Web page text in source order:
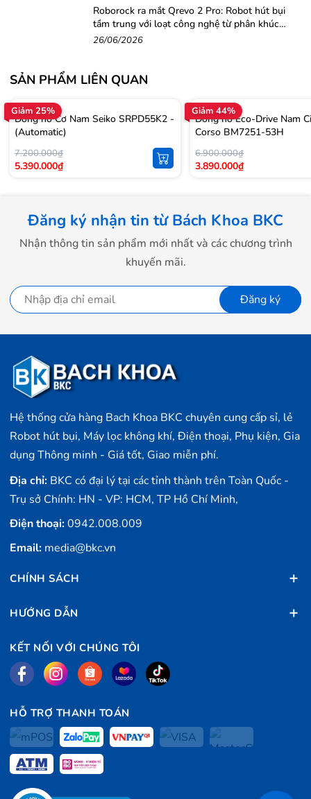
Mặt kính Kính khoáng
Phong cách
Màu mặt
Kiểu dáng Vuông
Xuất xứ Nhật Bản
Độ dày 9mm
Độ chịu nước 5ATM (50mét)
Roborock ra mắt Qrevo 2 Pro: Robot hút bụi
tầm trung với loạt công nghệ từ phân khúc
cao cấp
26/06/2026
SẢN PHẨM LIÊN QUAN
Giảm 25%
Đồng hồ Cơ Nam Seiko SRPD55K2 -
(Automatic)
7.200.000₫
5.390.000₫
Giảm 44%
Đồng hồ Eco-Drive Nam
Corso BM7251-53H
6.900.000₫
3.890.000₫
Đăng ký nhận tin từ Bách Khoa BKC
Nhận thông tin sản phẩm mới nhất và các chương trình
khuyến mãi.
Đăng ký
Hệ thống cửa hàng Bach Khoa BKC chuyên cung cấp sỉ, lẻ
Robot hút bụi, Máy lọc không khí, Điện thoại, Phụ kiện, Gia
dụng Thông minh - Giá tốt, Giao miễn phí.
Địa chỉ: BKC có đại lý tại các tỉnh thành trên Toàn Quốc -
Trụ sở Chính: HN - VP: HCM, TP Hồ Chí Minh,
Điện thoại:0942.008.009
Email: media@bkc.vn
CHÍNH SÁCH
HƯỚNG DẪN
KẾT NỐI VỚI CHÚNG TÔI
HỖ TRỢ THANH TOÁN